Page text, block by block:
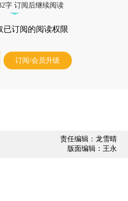
字 订阅后继续阅读
已订阅的阅读权限
订阅/会员升级
责任编辑：龙雪晴
版面编辑：王永